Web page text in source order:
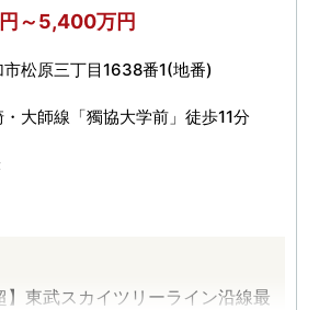
～5,400万円
松原三丁目1638番1(地番)
大師線「獨協大学前」徒歩11分
】東武スカイツリーライン沿線最